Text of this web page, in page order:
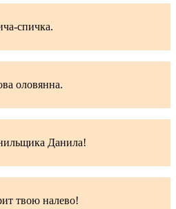
спичка.
оловянна.
Данила!
твою налево!